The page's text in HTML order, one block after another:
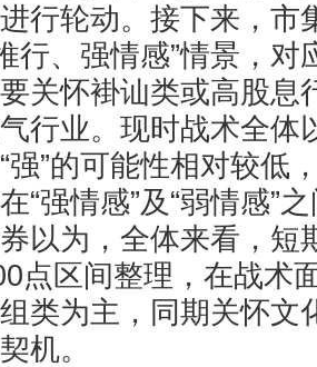
行轮动。接下来，市
行、强情感”情景，
关怀褂讪类或高股息
行业。现时战术全体
强”的可能性相对较低
“强情感”及“弱情感”
为，全体来看，短
点区间整理，在战术
类为主，同期关怀文
机。